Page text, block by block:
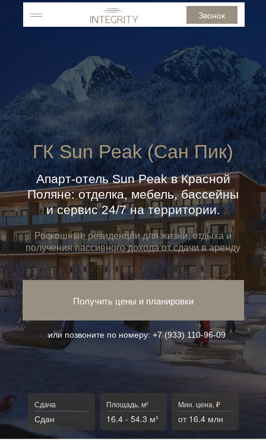
Звонок
ГК Sun Peak (Сан Пик)
Получить цены и планировки
или позвоните по номеру: +7 (933) 110-96-09
от 16.4 млн
Мин. цена, ₽
16.4 - 54.3 м²
Площадь, м²
Сдан
Сдача
Роскошные резиденции для жизни, отдыха и
получения пассивного дохода от сдачи в аренду
Апарт-отель Sun Peak в Красной
Поляне: отделка, мебель, бассейны
и сервис 24/7 на территории.